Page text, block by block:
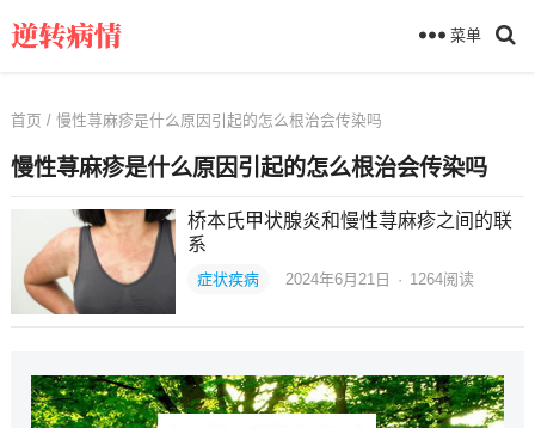
菜单
首页 / 慢性荨麻疹是什么原因引起的怎么根治会传染吗
慢性荨麻疹是什么原因引起的怎么根治会传染吗
桥本氏甲状腺炎和慢性荨麻疹之间的联
系
症状疾病 2024年6月21日 · 1264阅读